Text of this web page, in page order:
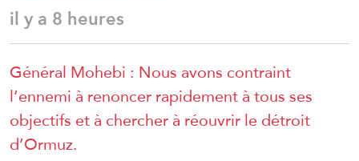
il y a 8 heures
Général Mohebi : Nous avons contraint
l’ennemi à renoncer rapidement à tous ses
objectifs et à chercher à réouvrir le détroit
d’Ormuz.